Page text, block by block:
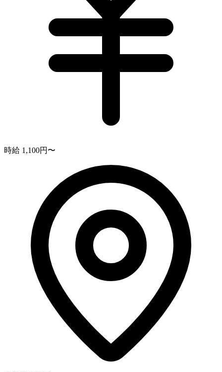
時給 1,100円〜